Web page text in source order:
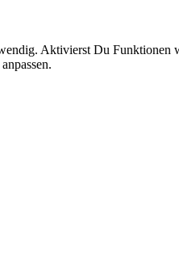
Aktivierst Du